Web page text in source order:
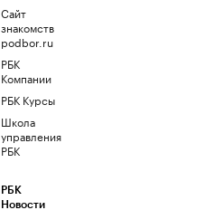
Сайт
знакомств
podbor.ru
РБК
Компании
РБК Курсы
Школа
управления
РБК
РБК
Новости